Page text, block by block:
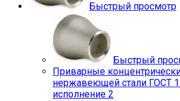
Быстрый просмотр
Быстрый
Приварные
нержавеющей стали ГОСТ
исполнение 2